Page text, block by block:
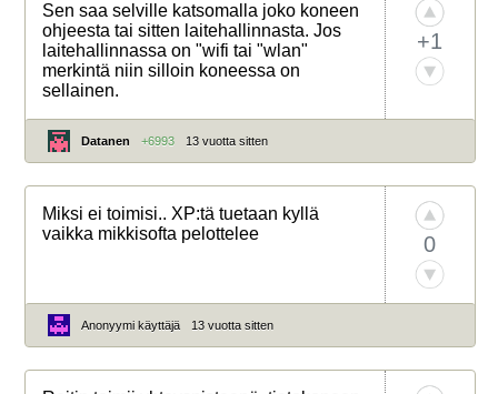
Sen saa selville katsomalla joko koneen
ohjeesta tai sitten laitehallinnasta. Jos
laitehallinnassa on "wifi tai "wlan"
merkintä niin silloin koneessa on
sellainen.
+1
Datanen +6993 13 vuotta sitten
Miksi ei toimisi.. XP:tä tuetaan kyllä
vaikka mikkisofta pelottelee
0
Anonyymi käyttäjä 13 vuotta sitten